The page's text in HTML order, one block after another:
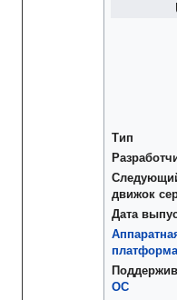
Тип
движок
Дата
платформа
ОС